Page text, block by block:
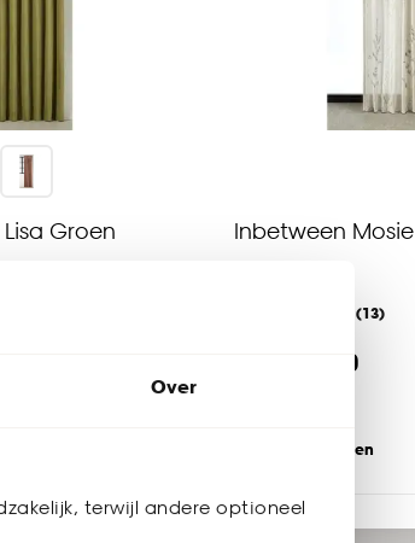
Over
terwijl andere optioneel
Groen Inbetween Mosie
(13)
10
Bezorgen 3 weken